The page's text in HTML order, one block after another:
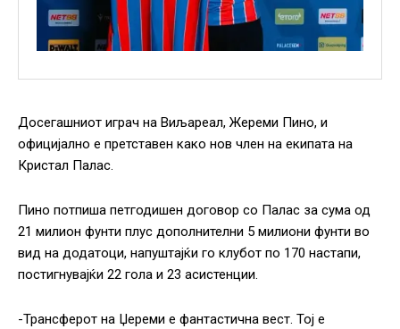
Досегашниот играч на Виљареал, Жереми Пино, и
официјално е претставен како нов член на екипата на
Кристал Палас.
Пино потпиша петгодишен договор со Палас за сума од
21 милион фунти плус дополнителни 5 милиони фунти во
вид на додатоци, напуштајќи го клубот по 170 настапи,
постигнувајќи 22 гола и 23 асистенции.
-Трансферот на Џереми е фантастична вест. Тој е